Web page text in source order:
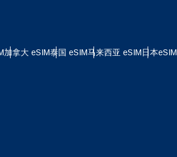
加拿大 eSIM泰国 eSIM马来西亚 eSIM日本eSIM
Español